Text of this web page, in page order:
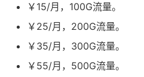
￥15/月，100G流量。
￥25/月，200G流量。
￥35/月，300G流量。
￥55/月，500G流量。